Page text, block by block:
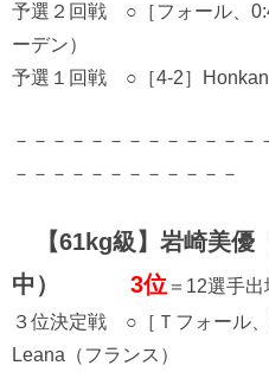
予選２回戦 ○［フォール、
ーデン）
予選１回戦 ○［4-2］
－－－－－－－－－－－－－
－－－－－－－－－－－－
【61kg級】岩崎美優
中） 3位 ＝12選手出
３位決定戦 ○［Ｔフォール
Leana（フランス）